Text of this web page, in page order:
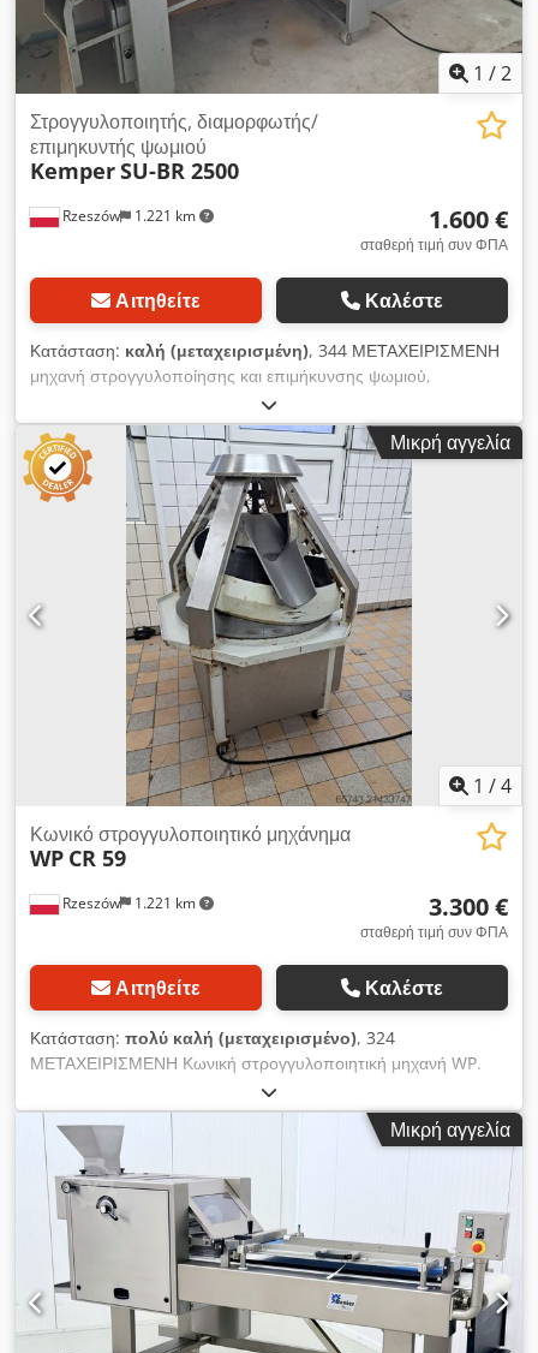
1 /2
Rzeszów 1.221 km
Στρογγυλοποιητής, διαμορφωτής/
επιμηκυντής ψωμιού
KemperSU-BR 2500
1.600 €
σταθερή τιμή συν ΦΠΑ
Αιτηθείτε Καλέστε
Κατάσταση: καλή (μεταχειρισμένη), 344 ΜΕΤΑΧΕΙΡΙΣΜΕΝΗ
μηχανή στρογγυλοποίησης και επιμήκυνσης ψωμιού,
ταινιοστρογγυλοποιητής ψωμιού, επιμηκυντής ζύμης.
ΕΞΩΤΕΡΙΚΕΣ ΔΙΑΣΤΑΣΕΙΣ (σε εκ.): - ύψος: 195, - πλάτος: 95,
- μήκος: 350. ΔΙΑΣΤΑΣΕΙΣ ΤΑΙΝΙΑΣ Νο 1: - πλάτος: 20, -
μήκος: 274. ΔΙΑΣΤΑΣΕΙΣ ΤΑΙΝΙΑΣ Νο 2: - πλάτος: 28, - μήκος:
165. ΔΙΑΣΤΑΣΕΙΣ ΤΑΙΝΙΑΣ Νο 3: - πλάτος: 57,5, - μήκος: 174.
Dedpfx Ahsyuvice Eeck Η συσκευή είναι διαθέσιμη για
επιθεώρηση στην αποθήκη μας (36-068 Bachórz, Πολωνία).
Διαθέσιμες επί πληρωμή επιλογές: μεταφορά. Η αναγραφόμενη
τιμή είναι καθαρή. ΜΙΛΑΜΕ ΑΓΓΛΙΚΑ, ΓΕΡΜΑΝΙΚΑ, ΓΑΛΛΙΚΑ,
ΡΩΣΙΚΑ, ΟΥΚΡΑΝΙΚΑ.
Μικρή αγγελία
1 /4
Rzeszów 1.221 km
Κωνικό στρογγυλοποιητικό μηχάνημα
WP CR 59
3.300 €
σταθερή τιμή συν ΦΠΑ
Αιτηθείτε Καλέστε
Κατάσταση: πολύ καλή (μεταχειρισμένο), 324
ΜΕΤΑΧΕΙΡΙΣΜΕΝΗ Κωνική στρογγυλοποιητική μηχανή WP.
Dcsdpfoyrdpxsx Ah Eok ΕΞΩΤΕΡΙΚΕΣ ΔΙΑΣΤΑΣΕΙΣ (σε εκ.): -
ύψος: 150, - πλάτος: 110, - μήκος: 120. Διαθέσιμες επιλογές με
χρέωση: μεταφορά. Η αναγραφόμενη τιμή είναι καθαρή.
ΜΙΛΑΜΕ ΑΓΓΛΙΚΑ, ΓΕΡΜΑΝΙΚΑ, ΓΑΛΛΙΚΑ, ΡΩΣΙΚΑ,
ΟΥΚΡΑΝΙΚΑ. Στην προσφορά μας θα βρείτε φούρνους
αρτοποιίας, φούρνους καροτσιών, φούρνους ταψιών,
ζαχαροπλαστικής, φούρνους καταστημάτων, αρτοποιητικές
μηχανές, γραμμές για ψωμί, γραμμές για ψωμάκια, γραμμές για
κέικ, γραμμές για κρουασάν, μηχανές για μπαγκέτες,
ζυμωτήρια, μίξερ, μηχανές ανοίγματος ζύμης, πλάστες για
κρουασάν. Δείτε όλες τις αγγελίες μας.
Μικρή αγγελία